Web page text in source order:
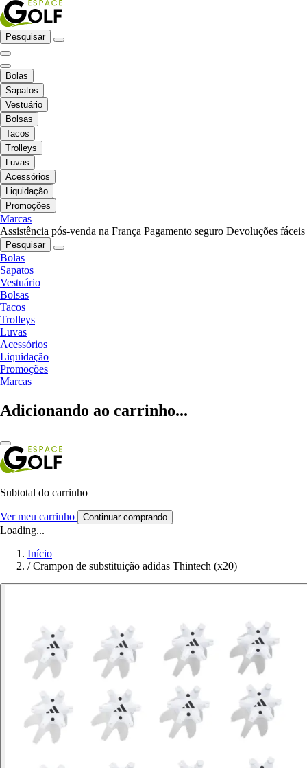
Pesquisar
Bolas
Sapatos
Vestuário
Bolsas
Tacos
Trolleys
Luvas
Acessórios
Liquidação
Promoções
Marcas
Assistência pós-venda na França Pagamento seguro Devoluções fáceis
Pesquisar
Bolas
Sapatos
Vestuário
Bolsas
Tacos
Trolleys
Luvas
Acessórios
Liquidação
Promoções
Marcas
Adicionando ao carrinho...
Subtotal do carrinho
Ver meu carrinho Continuar comprando
Loading...
Início
/ Crampon de substituição adidas Thintech (x20)